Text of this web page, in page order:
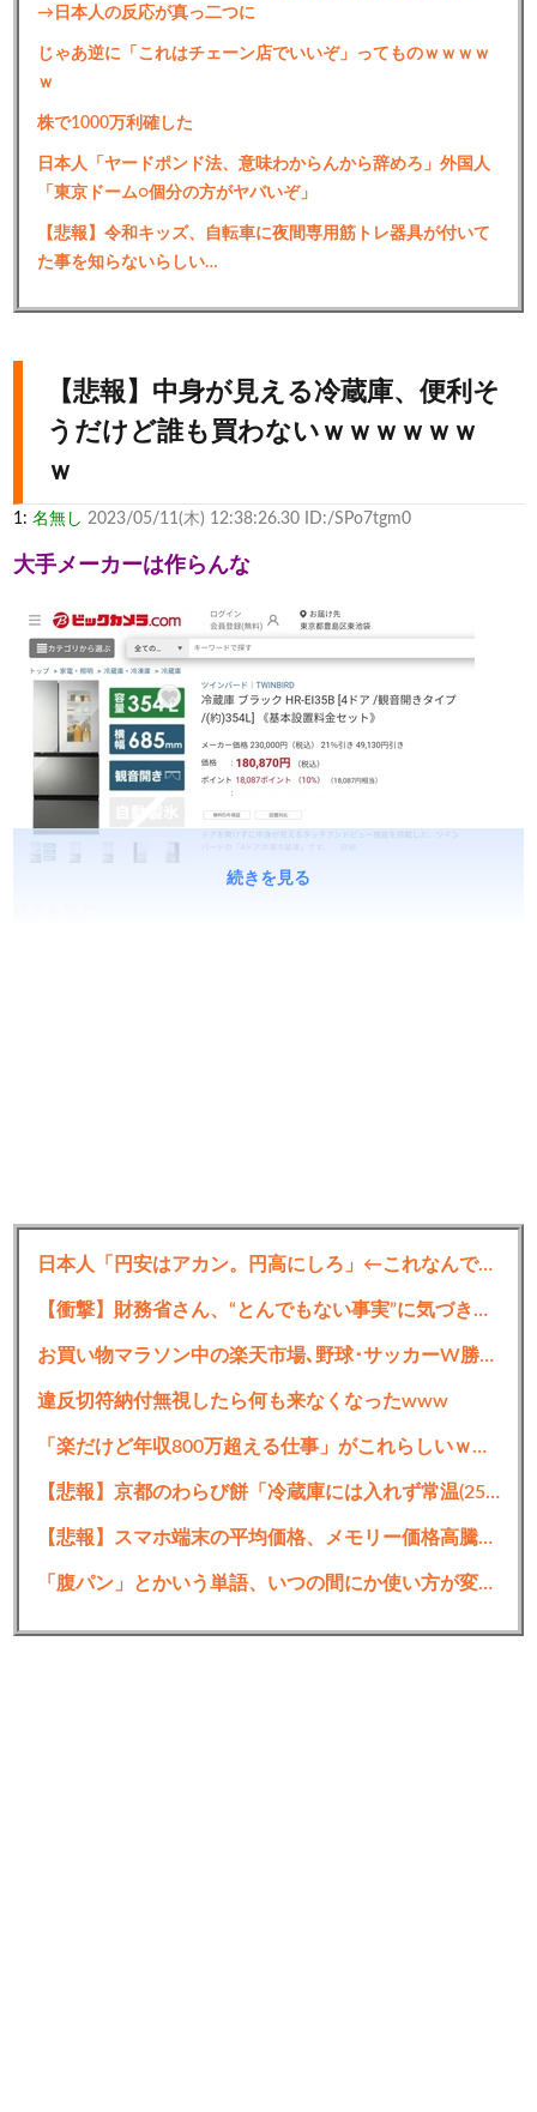
→日本人の反応が真っ二つに
じゃあ逆に「これはチェーン店でいいぞ」ってものｗｗｗｗ
ｗ
株で1000万利確した
日本人「ヤードポンド法、意味わからんから辞めろ」外国人
「東京ドーム○個分の方がヤバいぞ」
【悲報】令和キッズ、自転車に夜間専用筋トレ器具が付いて
た事を知らないらしい…
【悲報】中身が見える冷蔵庫、便利そ
うだけど誰も買わないｗｗｗｗｗｗ
ｗ
1: 名無し 2023/05/11(木) 12:38:26.30 ID:/SPo7tgm0
大手メーカーは作らんな
続きを見る
日本人「円安はアカン。円高にしろ」←これなんでなんや？
【衝撃】財務省さん、“とんでもない事実”に気づき「逃亡開始wwwww」
お買い物マラソン中の楽天市場､野球･サッカーW勝利でポイント3倍を開始
違反切符納付無視したら何も来なくなったwww
「楽だけど年収800万超える仕事」がこれらしいｗｗｗｗｗ
【悲報】京都のわらび餅「冷蔵庫には入れず常温(25℃以下)で保存してください」
【悲報】スマホ端末の平均価格、メモリー価格高騰で初の8万円超え。ありがとう自民党
「腹パン」とかいう単語、いつの間にか使い方が変わっていた・・・・・